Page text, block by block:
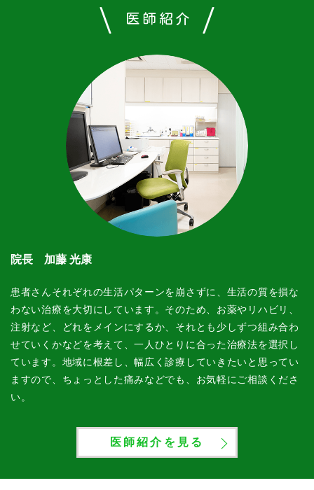
医師紹介
院長 加藤 光康
患者さんそれぞれの生活パターンを崩さずに、生活の質を損な
わない治療を大切にしています。そのため、お薬やリハビリ、
注射など、どれをメインにするか、それとも少しずつ組み合わ
せていくかなどを考えて、一人ひとりに合った治療法を選択し
ています。地域に根差し、幅広く診療していきたいと思ってい
ますので、ちょっとした痛みなどでも、お気軽にご相談くださ
い。
医師紹介を見る